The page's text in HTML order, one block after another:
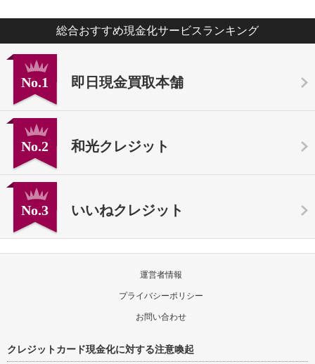
総合おすすめ現金化サービスランキング
No.1 即日現金買取本舗
No.2 和光クレジット
No.3 いいねクレジット
運営者情報
プライバシーポリシー
お問い合わせ
クレジットカード現金化に対する注意喚起